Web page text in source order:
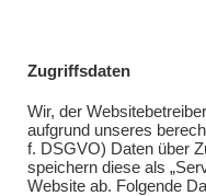
Zugriffsdaten
Wir, der
aufgrund unseres
f. DSGVO) Daten über
speichern diese als
Website ab. Folgende